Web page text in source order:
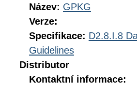
Název: GPKG
Verze:
Specifikace: D2.8.I.8
Guidelines
Distributor
Kontaktní informace: